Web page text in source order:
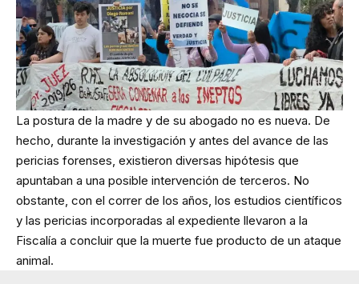
La postura de la madre y de su abogado no es nueva. De
hecho, durante la investigación y antes del avance de las
pericias forenses, existieron diversas hipótesis que
apuntaban a una posible intervención de terceros. No
obstante, con el correr de los años, los estudios científicos
y las pericias incorporadas al expediente llevaron a la
Fiscalía a concluir que la muerte fue producto de un ataque
animal.